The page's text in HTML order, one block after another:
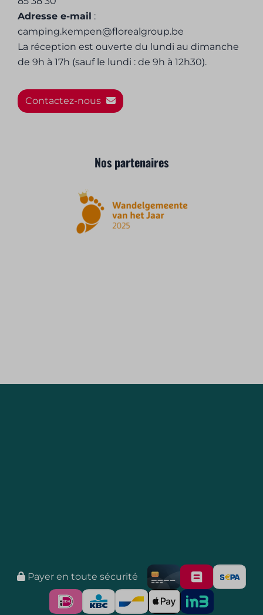
Adresse e-mail :
camping.kempen@florealgroup.be
La réception est ouverte du lundi au dimanche
de 9h à 17h (sauf le lundi : de 9h à 12h30).
Contactez-nous
Nos partenaires
Payer en toute sécurité